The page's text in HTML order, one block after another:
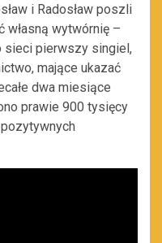
i Radosław poszli
własną wytwórnię –
sieci pierwszy singiel,
mające ukazać
dwa miesiące
prawie 900 tysięcy